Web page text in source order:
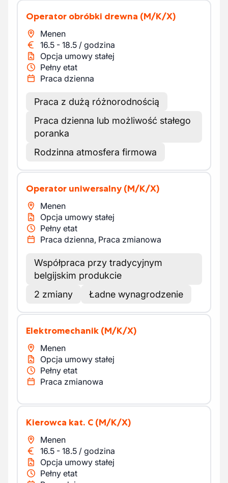
Operator obróbki drewna (M/K/X)
Menen
16.5 - 18.5 / godzina
Opcja umowy stałej
Pełny etat
Praca dzienna
Praca z dużą różnorodnością
Praca dzienna lub możliwość stałego
poranka
Rodzinna atmosfera firmowa
Operator uniwersalny (M/K/X)
Menen
Opcja umowy stałej
Pełny etat
Praca dzienna, Praca zmianowa
Współpraca przy tradycyjnym
belgijskim produkcie
2 zmiany
Ładne wynagrodzenie
Elektromechanik (M/K/X)
Menen
Opcja umowy stałej
Pełny etat
Praca zmianowa
Kierowca kat. C (M/K/X)
Menen
16.5 - 18.5 / godzina
Opcja umowy stałej
Pełny etat